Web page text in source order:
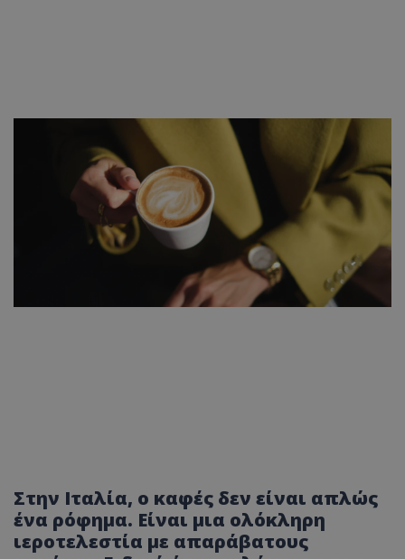
Στην Ιταλία, ο καφές δεν είναι απλώς
ένα ρόφημα. Είναι μια ολόκληρη
ιεροτελεστία με απαράβατους